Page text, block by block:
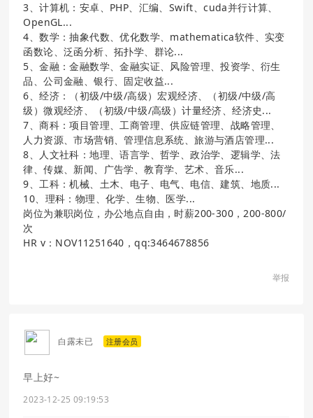
3、计算机：安卓、PHP、汇编、Swift、cuda并行计算、
OpenGL...
4、数学：抽象代数、优化数学、mathematica软件、实变
函数论、泛函分析、拓扑学、群论...
5、金融：金融数学、金融实证、风险管理、投资学、衍生
品、公司金融、银行、固定收益...
6、经济：（初级/中级/高级）宏观经济、（初级/中级/高
级）微观经济、（初级/中级/高级）计量经济、经济史...
7、商科：项目管理、工商管理、供应链管理、战略管理、
人力资源、市场营销、管理信息系统、旅游与酒店管理...
8、人文社科：地理、语言学、哲学、政治学、逻辑学、法
律、传媒、新闻、广告学、教育学、艺术、音乐...
9、工科：机械、土木、电子、电气、电信、建筑、地质...
10、理科：物理、化学、生物、医学...
岗位为兼职岗位，办公地点自由，时薪200-300，200-800/
次
HR v：NOV11251640，qq:3464678856
举报
白露未已 注册会员
早上好~
2023-12-25 09:19:53